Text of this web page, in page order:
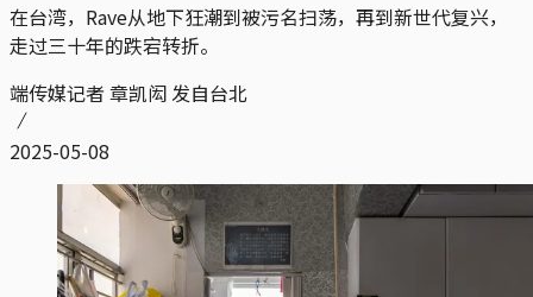
在台湾，Rave从地下狂潮到被污名扫荡，再到新世代复兴，
走过三十年的跌宕转折。
端传媒记者 章凯闳 发自台北
2025-05-08